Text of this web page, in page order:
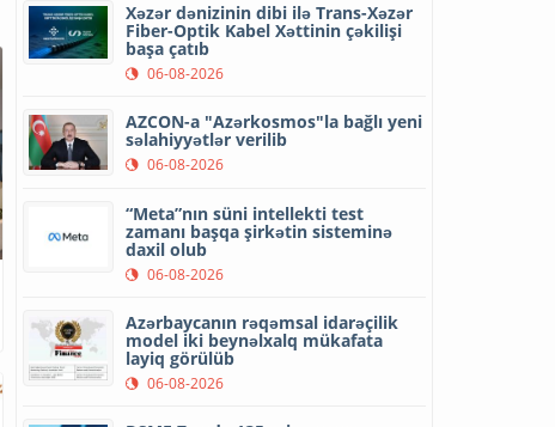
Xəzər dənizinin dibi ilə Trans-Xəzər
Fiber-Optik Kabel Xəttinin çəkilişi
başa çatıb
06-08-2026
AZCON-a "Azərkosmos"la bağlı yeni
səlahiyyətlər verilib
06-08-2026
“Meta”nın süni intellekti test
zamanı başqa şirkətin sisteminə
daxil olub
06-08-2026
Azərbaycanın rəqəmsal idarəçilik
model iki beynəlxalq mükafata
layiq görülüb
06-08-2026